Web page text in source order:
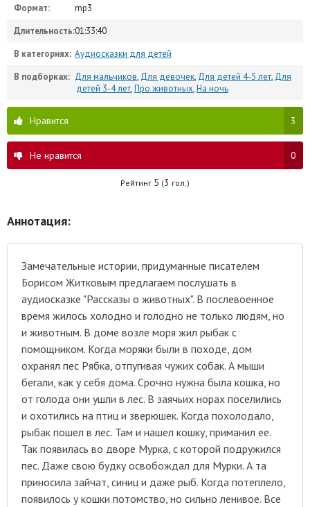
Формат:
mp3
Длительность:01:33:40
В категориях: Аудиосказки для детей
В подборках: Для мальчиков, Для девочек, Для детей 4-5 лет, Для
детей 3-4 лет,Про животных,На ночь
Нравится 3
Не нравится 0
Рейтинг 5 (3 гол.)
Аннотация:
Замечательные истории, придуманные писателем
Борисом Житковым предлагаем послушать в
аудиосказке "Рассказы о животных". В послевоенное
время жилось холодно и голодно не только людям, но
и животным. В доме возле моря жил рыбак с
помощником. Когда моряки были в походе, дом
охранял пес Рябка, отпугивая чужих собак. А мыши
бегали, как у себя дома. Срочно нужна была кошка, но
от голода они ушли в лес. В заячьих норах поселились
и охотились на птиц и зверюшек. Когда похолодало,
рыбак пошел в лес. Там и нашел кошку, приманил ее.
Так появилась во дворе Мурка, с которой подружился
пес. Даже свою будку освобождал для Мурки. А та
приносила зайчат, синиц и даже рыб. Когда потеплело,
появилось у кошки потомство, но сильно ленивое. Все